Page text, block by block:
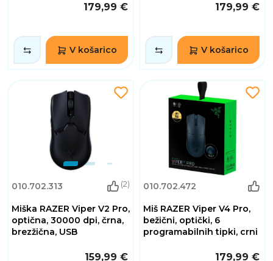
179,99 €
V košarico
179,99 €
V košarico
010.702.313 (2)
Miška RAZER Viper V2 Pro,
optična, 30000 dpi, črna,
brezžična, USB
159,99 €
010.702.472
Miš RAZER Viper V4 Pro,
bežični, optički, 6
programabilnih tipki, crni
179,99 €